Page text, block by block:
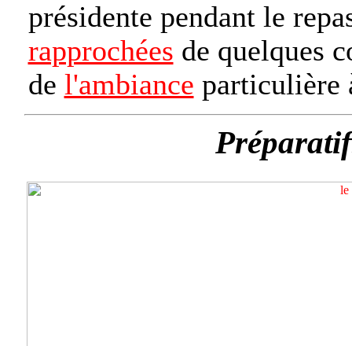
présidente pendant le
rapprochées de quelques
de l'ambiance particulière